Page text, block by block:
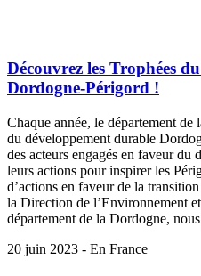
Découvrez les Trophées
Dordogne-Périgord !
Chaque année, le département
du développement durable
des acteurs engagés en faveur du
leurs actions pour inspirer les
d’actions en faveur de la
la Direction de l’Environnement
département de la Dordogne,
20 juin 2023 - En France